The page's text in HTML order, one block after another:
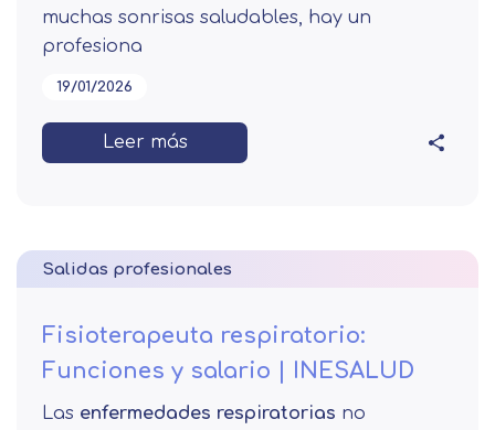
muchas sonrisas saludables, hay un
profesiona
19/01/2026
Leer más
Salidas profesionales
Fisioterapeuta respiratorio:
Funciones y salario | INESALUD
Las enfermedades respiratorias no